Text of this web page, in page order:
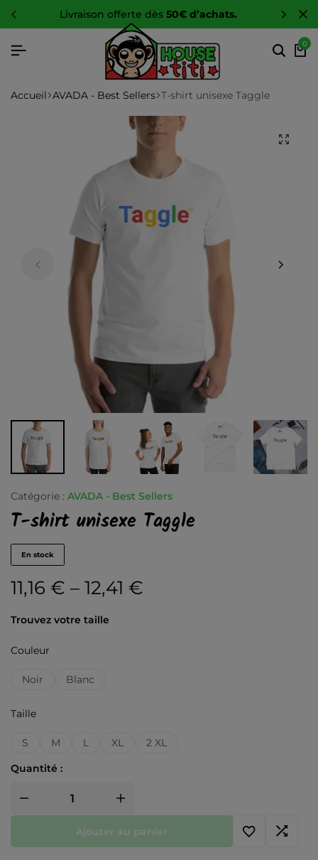
-10 %sur toute la boutique
0
Accueil AVADA - Best Sellers T-shirt unisexe Taggle
Catégorie : AVADA - Best Sellers
T-shirt unisexe Taggle
En stock
11,16 € – 12,41 €
Trouvez votre taille
Couleur
Noir Blanc
Taille
S M L XL 2 XL
Quantité :
Ajouter au panier